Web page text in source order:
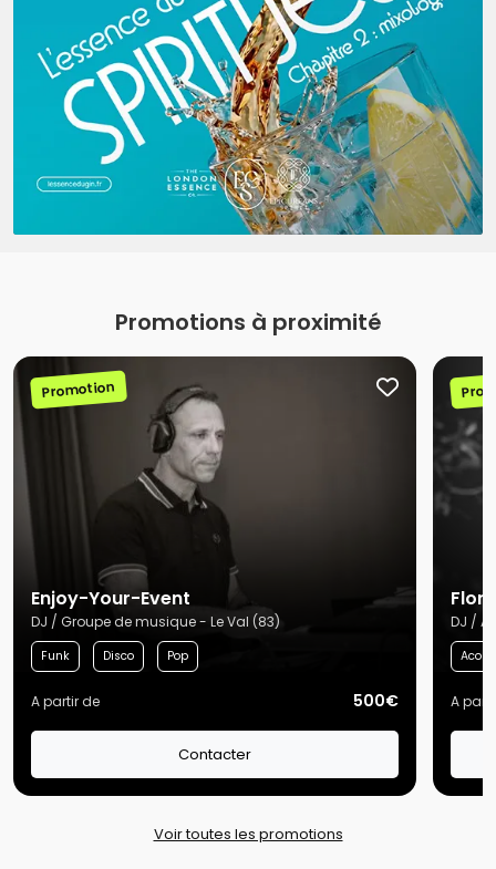
Promotions à proximité
Promotion
Enjoy-Your-Event
DJ / Groupe de musique - Le Val (83)
Funk Disco Pop
A partir de 500€
Contacter
DJ /
A
Voir toutes les promotions